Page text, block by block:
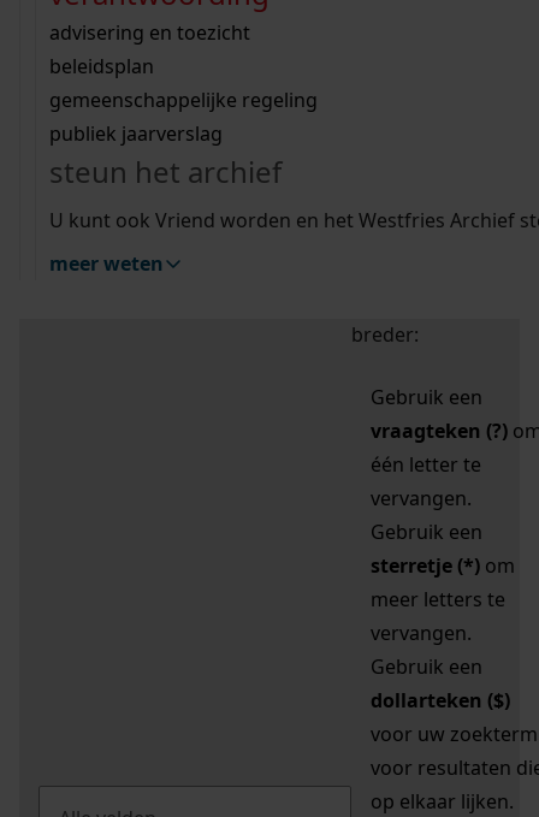
bouwvergunningen
omgevingsvergunningen
vergunningen
beeld en geluid
uitleg nodig?
Wij helpen u op weg met een aantal zoektips.
bekijk alle zoektips
Wij helpen u op weg met een aantal zoektips.
bekijk alle zoektips
bekijk ons geschiedenislokaal
advisering en toezicht
beleidsplan
gemeenschappelijke regeling
publiek jaarverslag
steun het archief
U kunt ook Vriend worden en het Westfries Archief
meer weten
zoektips
Mijn Studiezaal (inloggen)
uw zoekopdracht te
breder:
Gebruik een
vraagteken (?)
één letter te
vervangen.
Gebruik een
sterretje (*) om
meer letters te
vervangen.
Gebruik een
dollarteken ($)
voor uw zoekterm
voor resultaten
op elkaar lijken.